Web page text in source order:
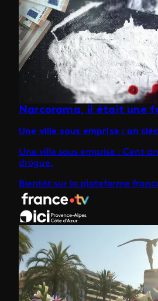
Narcorama, il était une
Une ville sous emprise : un
Une ville sous emprise : Cent
drogue.
Bientôt sur la plateforme